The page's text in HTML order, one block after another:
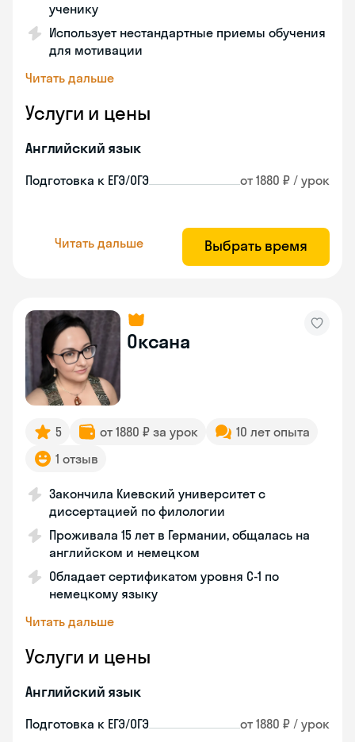
ученику
Использует нестандартные приемы обучения
для мотивации
Читать дальше
Услуги и цены
Английский язык
Подготовка к ЕГЭ/ОГЭ от 1880 ₽ / урок
Читать дальше Выбрать время
Оксана
5 от 1880 ₽ за урок
10 лет опыта
1 отзыв
Закончила Киевский университет с
диссертацией по филологии
Проживала 15 лет в Германии, общалась на
английском и немецком
Обладает сертификатом уровня C-1 по
немецкому языку
Читать дальше
Услуги и цены
Английский язык
Подготовка к ЕГЭ/ОГЭ от 1880 ₽ / урок